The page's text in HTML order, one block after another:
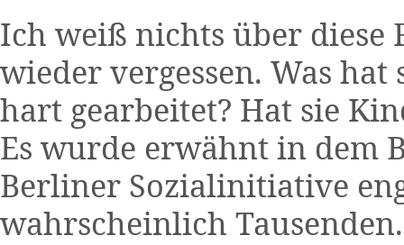
Ich weiß nichts über diese
wieder vergessen. Was
hart gearbeitet? Hat sie
Es wurde erwähnt in dem
Berliner Sozialinitiative
wahrscheinlich Tausenden.